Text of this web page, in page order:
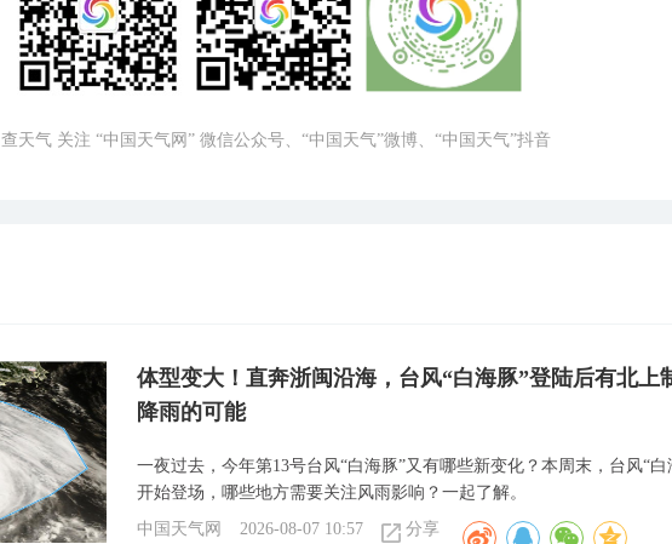
查天气 关注 “中国天气网” 微信公众号、“中国天气”微博、“中国天气”抖音
体型变大！直奔浙闽沿海，台风“白海豚”登陆后有北上
降雨的可能
一夜过去，今年第13号台风“白海豚”又有哪些新变化？本周末，台风“白
开始登场，哪些地方需要关注风雨影响？一起了解。
中国天气网
2026-08-07 10:57 分享